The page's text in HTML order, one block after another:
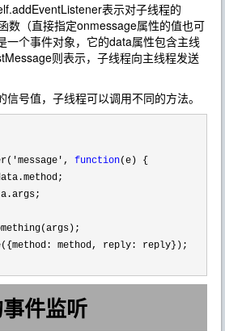
表示对子线程的
数（直接指定onmessage属性的值也可
一个事件对象，它的data属性包含主线
则表示，子线程向主线程发送
号值，子线程可以调用不同的方法。
'message', function(e) {
method, reply: reply});
件监听